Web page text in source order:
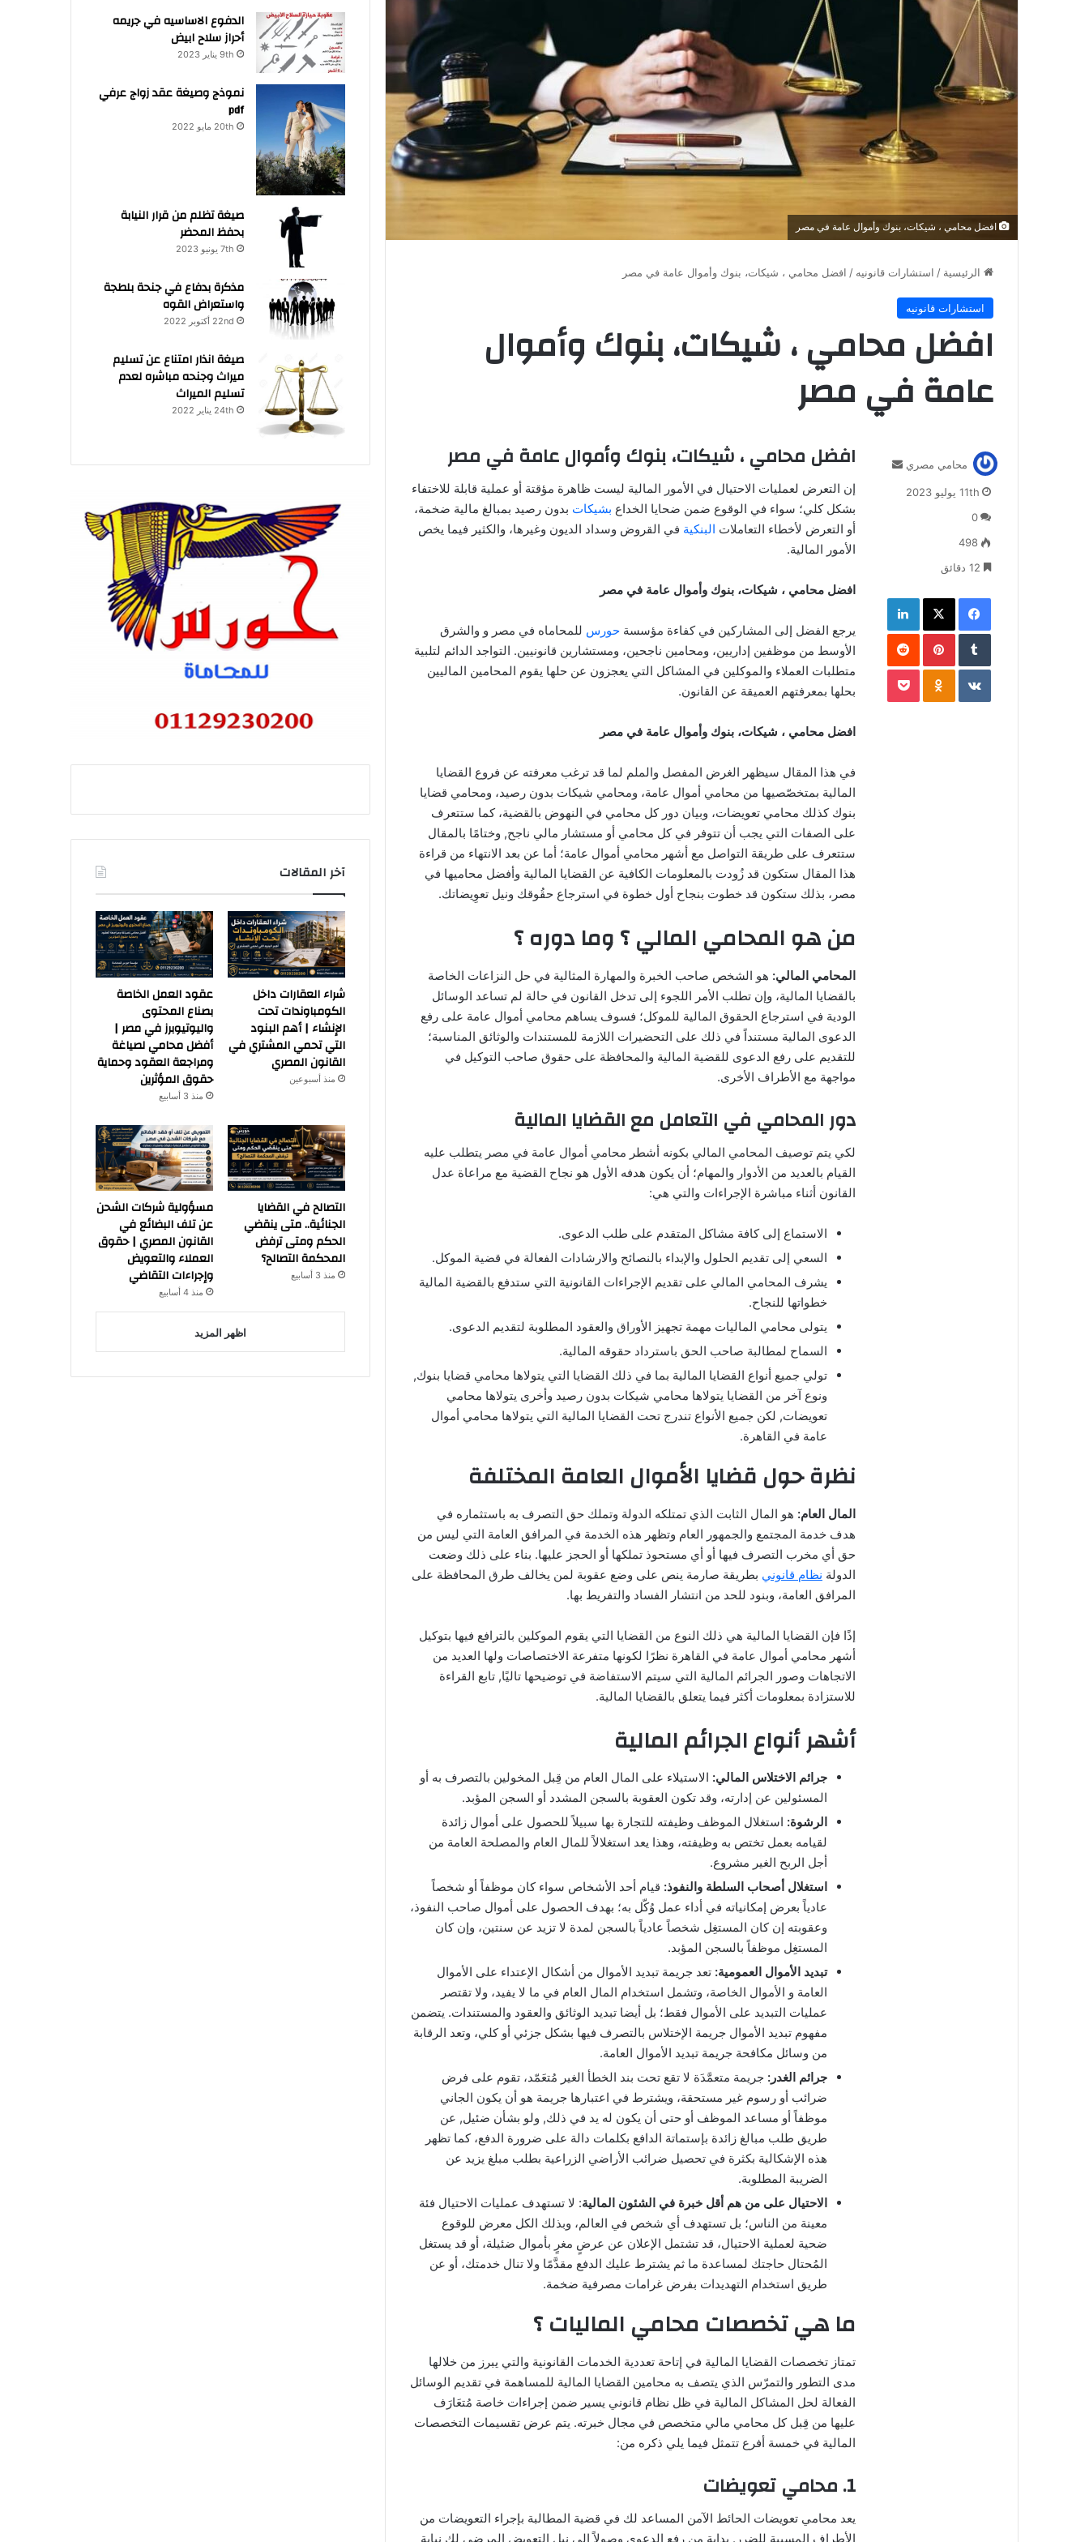
افضل محامي ، شيكات، بنوك وأموال عامة في مصر
الرئيسية / استشارات قانونيه / افضل محامي ، شيكات، بنوك وأموال عامة في مصر
استشارات قانونيه
افضل محامي ، شيكات، بنوك وأموال
عامة في مصر
افضل محامي ، شيكات، بنوك وأموال عامة في مصر
إن التعرض لعمليات الاحتيال في الأمور المالية ليست ظاهرة مؤقتة أو عملية قابلة للاختفاء
بشكل كلي؛ سواء في الوقوع ضمن ضحايا الخداع بشيكات بدون رصيد بمبالغ مالية ضخمة،
أو التعرض لأخطاء التعاملات البنكية في القروض وسداد الديون وغيرها، والكثير فيما يخص
الأمور المالية.
افضل محامي ، شيكات، بنوك وأموال عامة في مصر
يرجع الفضل إلى المشاركين في كفاءة مؤسسة حورس للمحاماه في مصر و والشرق
الأوسط من موظفين إداريين، ومحامين ناجحين، ومستشارين قانونيين. التواجد الدائم لتلبية
متطلبات العملاء والموكلين في المشاكل التي يعجزون عن حلها يقوم المحامين الماليين
بحلها بمعرفتهم العميقة عن القانون.
افضل محامي ، شيكات، بنوك وأموال عامة في مصر
في هذا المقال سيظهر الغرض المفصل والملم لما قد ترغب معرفته عن فروع القضايا
المالية بمتخصّصيها من محامي أموال عامة، ومحامي شيكات بدون رصيد، ومحامي قضايا
بنوك كذلك محامي تعويضات، وبيان دور كل محامي في النهوض بالقضية، كما ستتعرف
على الصفات التي يجب أن تتوفر في كل محامي أو مستشار مالي ناجح, وختامًا بالمقال
ستتعرف على طريقة التواصل مع أشهر محامي أموال عامة؛ أما عن بعد الانتهاء من قراءة
هذا المقال ستكون قد زُودت بالمعلومات الكافية عن القضايا المالية وأفضل محاميها في
مصر، بذلك ستكون قد خطوت بنجاح أول خطوة في استرجاع حقُوقك ونيل تعوِيضاتك.
من هو المحامي المالي ؟ وما دوره ؟
المحامي المالي: هو الشخص صاحب الخبرة والمهارة المثالية في حل النزاعات الخاصة
بالقضايا المالية، وإن تطلب الأمر اللجوء إلى تدخل القانون في حالة لم تساعد الوسائل
الودية في استرجاع الحقوق المالية للموكل؛ فسوف يساهم محامي أموال عامة على رفع
الدعوى المالية مستنداً في ذلك على التحضيرات اللازمة للمستندات والوثائق المناسبة؛
للتقديم على رفع الدعوى للقضية المالية والمحافظة على حقوق صاحب التوكيل في
مواجهة مع الأطراف الأخرى.
دور المحامي في التعامل مع القضايا المالية
لكي يتم توصيف المحامي المالي بكونه أشطر محامي أموال عامة في مصر يتطلب عليه
القيام بالعديد من الأدوار والمهام؛ أن يكون هدفه الأول هو نجاح القضية مع مراعاة عدل
القانون أثناء مباشرة الإجراءات والتي هي:
الاستماع إلى كافة مشاكل المتقدم على طلب الدعوى.
السعي إلى تقديم الحلول والإبداء بالنصائح والارشادات الفعالة في قضية الموكل.
يشرف المحامي المالي على تقديم الإجراءات القانونية التي ستدفع بالقضية المالية
خطواتها للنجاح.
يتولى محامي الماليات مهمة تجهيز الأوراق والعقود المطلوبة لتقديم الدعوى.
السماح لمطالبة صاحب الحق باسترداد حقوقه المالية.
تولي جميع أنواع القضايا المالية بما في ذلك القضايا التي يتولاها محامي قضايا بنوك,
ونوع آخر من القضايا يتولاها محامي شيكات بدون رصيد وأخرى يتولاها محامي
تعويضات, لكن جميع الأنواع تندرج تحت القضايا المالية التي يتولاها محامي أموال
عامة في القاهرة.
نظرة حول قضايا الأموال العامة المختلفة
المال العام: هو المال الثابت الذي تمتلكه الدولة وتملك حق التصرف به باستثماره في
هدف خدمة المجتمع والجمهور العام وتظهر هذه الخدمة في المرافق العامة التي ليس من
حق أي مخرب التصرف فيها أو أي مستحوذ تملكها أو الحجز عليها. بناء على ذلك وضعت
الدولة نظام قانوني بطريقة صارمة ينص على وضع عقوبة لمن يخالف طرق المحافظة على
المرافق العامة، وبنود للحد من انتشار الفساد والتفريط بها.
إذًا فإن القضايا المالية هي ذلك النوع من القضايا التي يقوم الموكلين بالترافع فيها بتوكيل
أشهر محامي أموال عامة في القاهرة نظرًا لكونها متفرعة الاختصاصات ولها العديد من
الاتجاهات وصور الجرائم المالية التي سيتم الاستفاضة في توضيحها تاليًا, تابع القراءة
للاستزادة بمعلومات أكثر فيما يتعلق بالقضايا المالية.
أشهر أنواع الجرائم المالية
جرائم الاختلاس المالي: الاستيلاء على المال العام من قِبل المخولين بالتصرف به أو
المسئولين عن إدارته، وقد تكون العقوبة بالسجن المشدد أو السجن المؤبد.
الرشوة: استغلال الموظف وظيفته للتجارة بها سبيلاً للحصول على أموال زائدة
لقيامه بعمل تختص به وظيفته، وهذا يعد استغلالاً للمال العام والمصلحة العامة من
أجل الربح الغير مشروع.
استغلال أصحاب السلطة والنفوذ: قيام أحد الأشخاص سواء كان موظفاً أو شخصاً
عادياً بعرض إمكانياته في أداء عمل وُكّل به؛ بهدف الحصول على أموال صاحب النفوذ،
وعقوبته إن كان المستغِل شخصاً عادياً بالسجن لمدة لا تزيد عن سنتين، وإن كان
المستغِل موظفاً بالسجن المؤبد.
تبديد الأموال العمومية: تعد جريمة تبديد الأموال من أشكال الإعتداء على الأموال
العامة و الأموال الخاصة، وتشمل استخدام المال العام في ما لا يفيد، ولا تقتصر
عمليات التبديد على الأموال فقط؛ بل أيضا تبديد الوثائق والعقود والمستندات. يتضمن
مفهوم تبديد الأموال جريمة الإختلاس بالتصرف فيها بشكل جزئي أو كلي، وتعد الرقابة
من وسائل مكافحة جريمة تبديد الأموال العامة.
جرائم الغدر: جريمة متعمَّدَة لا تقع تحت بند الخطأ الغير مُتعَمّد، تقوم على فرض
ضرائب أو رسوم غير مستحقة، ويشترط في اعتبارها جريمة هو أن يكون الجاني
موظفاً أو مساعد الموظف أو حتى أن يكون له يد في ذلك, ولو بشأن ضئيل, عن
طريق طلب مبالغ زائدة بإستماتة الدافع بكلمات دالة على ضرورة الدفع، كما تظهر
هذه الإشكالية بكثرة في تحصيل ضرائب الأراضي الزراعية بطلب مبلغ يزيد عن
الضريبة المطلوبة.
الاحتيال على من هم أقل خبرة في الشئون المالية: لا تستهدف عمليات الاحتيال فئة
معينة من الناس؛ بل تستهدف أي شخص في العالم، وبذلك الكل معرض للوقوع
ضحية لعملية الاحتيال، قد تشتمل الإعلان عن عرضٍ مغرٍ بأموال ضئيلة، أو قد يستغل
المُحتال حاجتك لمساعدة ما ثم يشترط عليك الدفع مقدَّمًا ولا تنال خدمتك، أو عن
طريق استخدام التهديدات بفرض غرامات مصرفية ضخمة.
ما هي تخصصات محامي الماليات ؟
تمتاز تخصصات القضايا المالية في إتاحة تعددية الخدمات القانونية والتي يبرز من خلالها
مدى التطور والتمرّس الذي يتصف به محامين القضايا المالية للمساهمة في تقديم الوسائل
الفعالة لحل المشاكل المالية في ظل نظام قانوني يسير ضمن إجراءات خاصة مُتعَارَف
عليها من قِبل كل محامي مالي متخصص في مجال خبرته. يتم عرض تقسيمات التخصصات
المالية في خمسة أفرع تتمثل فيما يلي ذكره من:
1. محامي تعويضات
يعد محامي تعويضات الحائط الآمن المساعد لك في قضية المطالبة بإجراء التعويضات من
الأطراف المسببة للضرر. بداية من رفع الدعوى وصولاً إلى نيل التعويض المرضي لك نيابة
محامي مصري
أرسل
11th يوليو 2023
0
498
فيسبوك‫X لينكدإن
‏Tumblr بينتيريست
‏Reddit
‏VKontakte
Odnoklassniki
‫Pocket
الدفوع الاساسيه في جريمه
أحراز سلاح ابيض
9th يناير 2023
نموذج وصيغة عقد زواج عرفي
pdf
20th مايو 2022
صيغة تظلم من قرار النيابة
بحفظ المحضر
7th يونيو 2023
مذكرة بدفاع في جنحة بلطجة
واستعراض القوه
22nd أكتوبر 2022
صيغة انذار امتناع عن تسليم
ميراث وجنحه مباشره لعدم
تسليم الميراث
24th يناير 2022
آخر المقالات
شراء العقارات داخل
الكومباوندات تحت
الإنشاء | أهم البنود
التي تحمي المشتري في
القانون المصري
منذ أسبوعين
عقود العمل الخاصة
بصناع المحتوى
واليوتيوبرز في مصر |
أفضل محامي لصياغة
ومراجعة العقود وحماية
حقوق المؤثرين
منذ 3 أسابيع
التصالح في القضايا
الجنائية.. متى ينقضي
الحكم ومتى ترفض
المحكمة التصالح؟
منذ 3 أسابيع
مسؤولية شركات الشحن
عن تلف البضائع في
القانون المصري | حقوق
العملاء والتعويض
وإجراءات التقاضي
منذ 4 أسابيع
اظهر المزيد